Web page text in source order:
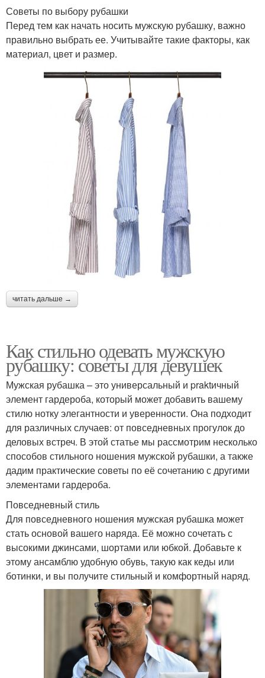
Советы по выбору рубашки
Перед тем как начать носить мужскую рубашку, важно
правильно выбрать ее. Учитывайте такие факторы, как
материал, цвет и размер.
читать дальше →
Как стильно одевать мужскую
рубашку: советы для девушек
Мужская рубашка – это универсальный и praktичный
элемент гардероба, который может добавить вашему
стилю нотку элегантности и уверенности. Она подходит
для различных случаев: от повседневных прогулок до
деловых встреч. В этой статье мы рассмотрим несколько
способов стильного ношения мужской рубашки, а также
дадим практические советы по её сочетанию с другими
элементами гардероба.
Повседневный стиль
Для повседневного ношения мужская рубашка может
стать основой вашего наряда. Её можно сочетать с
высокими джинсами, шортами или юбкой. Добавьте к
этому ансамблю удобную обувь, такую как кеды или
ботинки, и вы получите стильный и комфортный наряд.